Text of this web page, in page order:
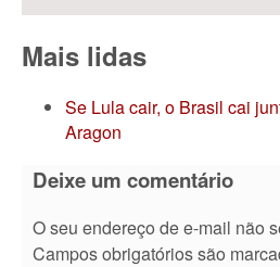
Mais lidas
Se Lula cair, o Brasil cai
Aragon
Deixe um comentário
O seu endereço de e-mail não
Campos obrigatórios são